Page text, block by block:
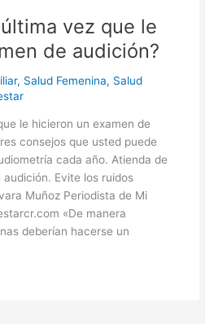
vez que le
de audición?
, Salud Femenina, Salud
le hicieron un examen de
consejos que usted puede
cada año. Atienda de
Evite los ruidos
Muñoz Periodista de Mi
«De manera
deberían hacerse un